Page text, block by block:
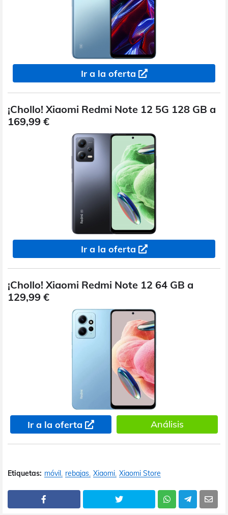
Ir a la oferta
¡Chollo! Xiaomi Redmi Note 12 5G 128 GB a
169,99 €
Ir a la oferta
¡Chollo! Xiaomi Redmi Note 12 64 GB a
129,99 €
Ir a la oferta Análisis
Etiquetas: móvil rebajas Xiaomi Xiaomi Store